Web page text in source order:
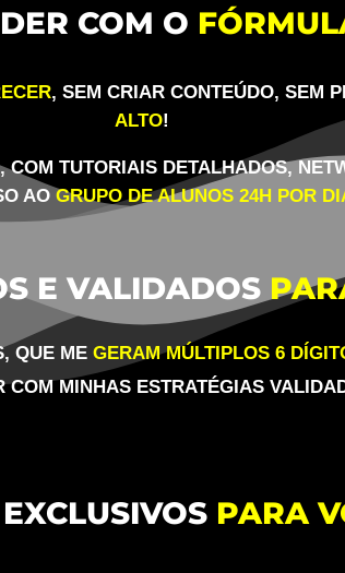
COM O
, SEM CRIAR CONTEÚDO, SEM
ALTO!
TUTORIAIS DETALHADOS,
AO GRUPO DE ALUNOS 24H POR
E VALIDADOS
QUE ME GERAM MÚLTIPLOS 6
MINHAS ESTRATÉGIAS
PARA